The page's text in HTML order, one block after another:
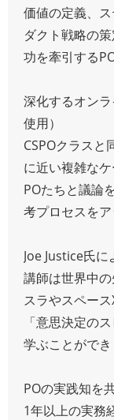
価値の定義、
ダクト戦略の
功を牽引する
深化するオン
使用）
CSPOクラス
に近い複雑な
POたちと議論
考プロセスをア
Joe Justice氏
講師は世界中
スラやスペー
「意思決定の
学ぶことができ
POの実践知を
1年以上の実務